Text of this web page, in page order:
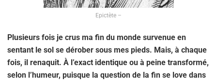
Epictète –
Plusieurs fois je crus ma fin du monde survenue en
sentant le sol se dérober sous mes pieds. Mais, à chaque
fois, il renaquit. À l’exact identique ou à peine transformé,
selon l’humeur, puisque la question de la fin se love dans